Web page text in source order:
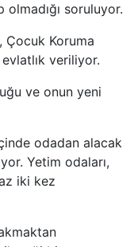
soruluyor.
Çocuk Koruma
veriliyor.
ve onun yeni
odadan alacak
Yetim odaları,
iki kez